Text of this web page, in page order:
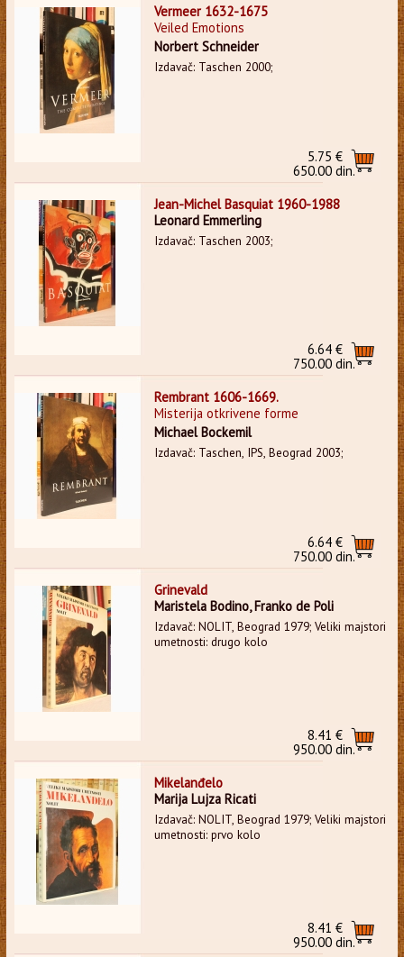
Vermeer 1632-1675
Veiled Emotions
Norbert Schneider
Izdavač: Taschen 2000;
5.75 €
650.00 din.
Jean-Michel Basquiat 1960-1988
Leonard Emmerling
Izdavač: Taschen 2003;
6.64 €
750.00 din.
Rembrant 1606-1669.
Misterija otkrivene forme
Michael Bockemil
Izdavač: Taschen, IPS, Beograd 2003;
6.64 €
750.00 din.
Grinevald
Maristela Bodino, Franko de Poli
Izdavač: NOLIT, Beograd 1979; Veliki majstori
umetnosti: drugo kolo
8.41 €
950.00 din.
Mikelanđelo
Marija Lujza Ricati
Izdavač: NOLIT, Beograd 1979; Veliki majstori
umetnosti: prvo kolo
8.41 €
950.00 din.